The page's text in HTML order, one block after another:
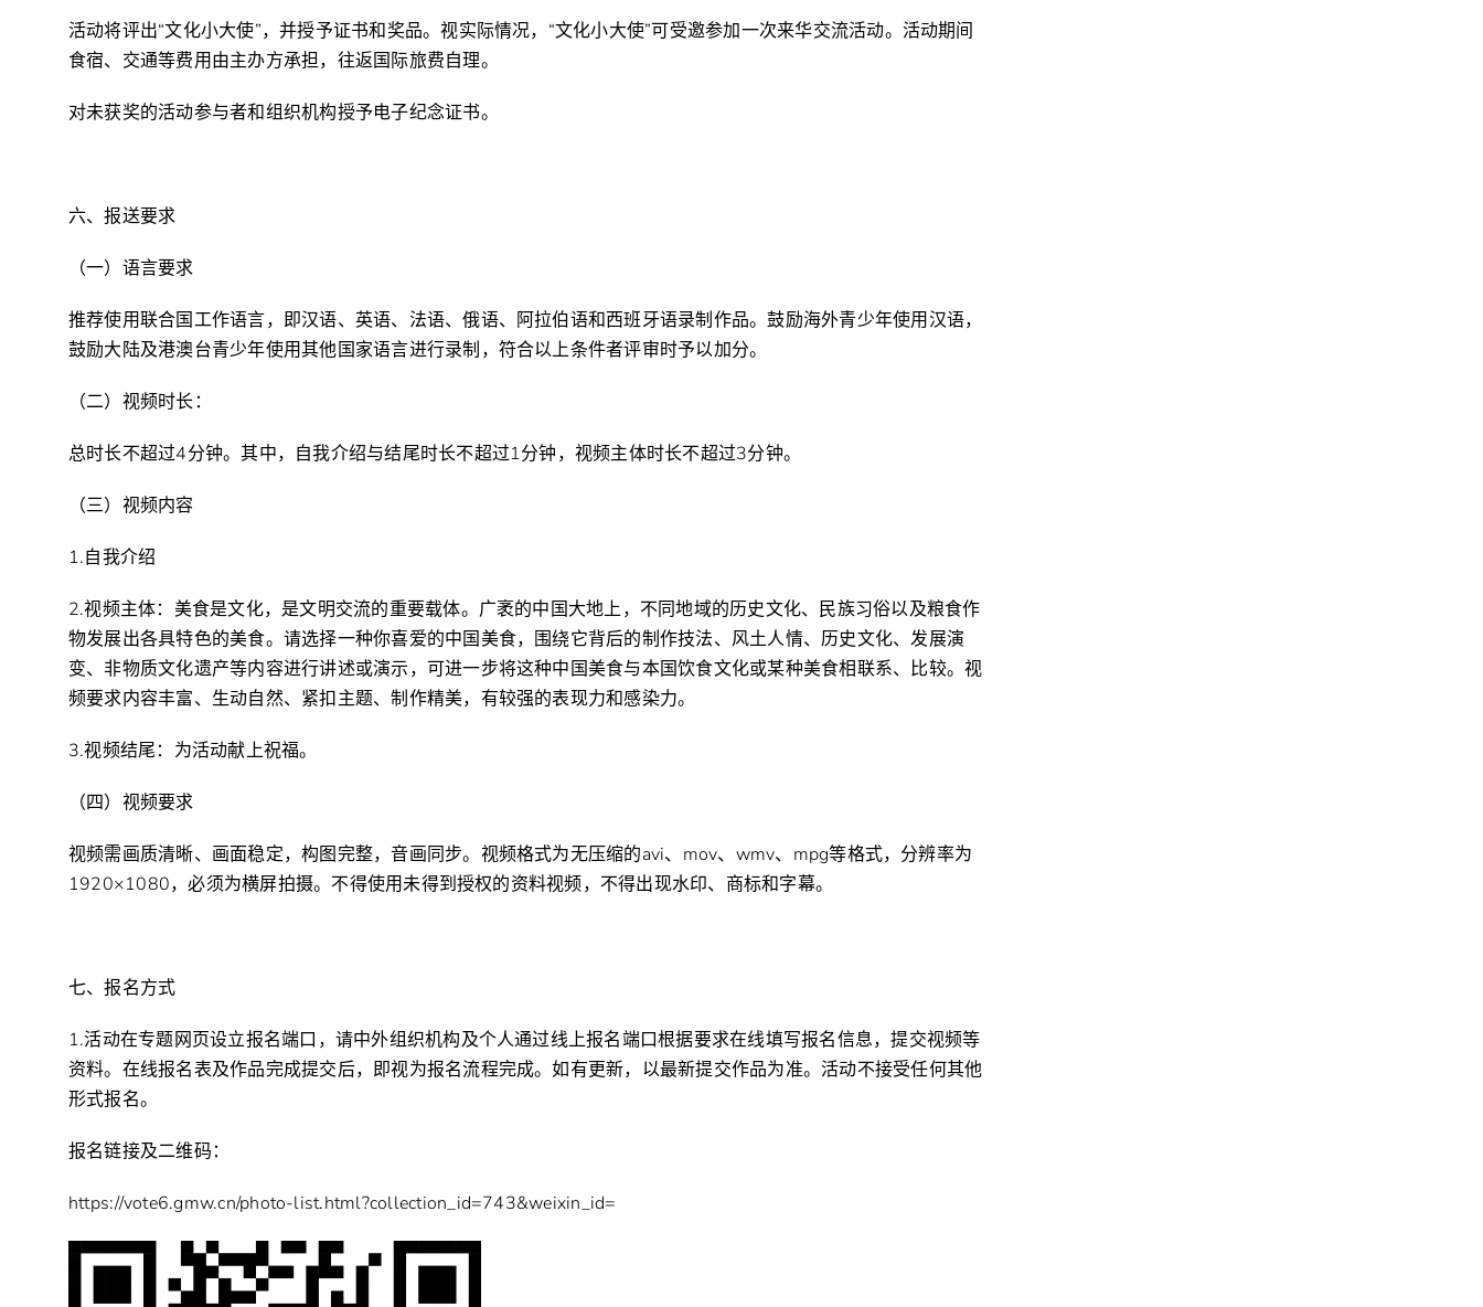
活动将评出“文化小大使”，并授予证书和奖品。视实际情况，“文化小大使”可受邀参加一次来华交流活动。活动期间
食宿、交通等费用由主办方承担，往返国际旅费自理。
对未获奖的活动参与者和组织机构授予电子纪念证书。
六、报送要求
（一）语言要求
推荐使用联合国工作语言，即汉语、英语、法语、俄语、阿拉伯语和西班牙语录制作品。鼓励海外青少年使用汉语，
鼓励大陆及港澳台青少年使用其他国家语言进行录制，符合以上条件者评审时予以加分。
（二）视频时长：
总时长不超过4分钟。其中，自我介绍与结尾时长不超过1分钟，视频主体时长不超过3分钟。
（三）视频内容
1.自我介绍
2.视频主体：美食是文化，是文明交流的重要载体。广袤的中国大地上，不同地域的历史文化、民族习俗以及粮食作
物发展出各具特色的美食。请选择一种你喜爱的中国美食，围绕它背后的制作技法、风土人情、历史文化、发展演
变、非物质文化遗产等内容进行讲述或演示，可进一步将这种中国美食与本国饮食文化或某种美食相联系、比较。视
频要求内容丰富、生动自然、紧扣主题、制作精美，有较强的表现力和感染力。
3.视频结尾：为活动献上祝福。
（四）视频要求
视频需画质清晰、画面稳定，构图完整，音画同步。视频格式为无压缩的avi、mov、wmv、mpg等格式，分辨率为
1920×1080，必须为横屏拍摄。不得使用未得到授权的资料视频，不得出现水印、商标和字幕。
七、报名方式
1.活动在专题网页设立报名端口，请中外组织机构及个人通过线上报名端口根据要求在线填写报名信息，提交视频等
资料。在线报名表及作品完成提交后，即视为报名流程完成。如有更新，以最新提交作品为准。活动不接受任何其他
形式报名。
报名链接及二维码：
https://vote6.gmw.cn/photo-list.html?collection_id=743&weixin_id=